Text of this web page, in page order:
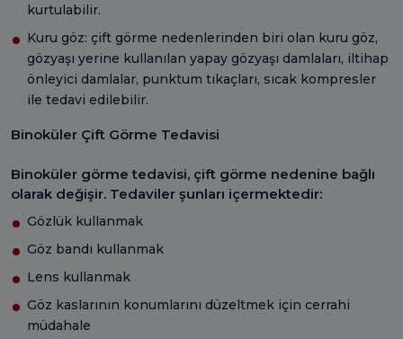
kurtulabilir.
Kuru göz: çift görme nedenlerinden biri olan kuru göz,
gözyaşı yerine kullanılan yapay gözyaşı damlaları, iltihap
önleyici damlalar, punktum tıkaçları, sıcak kompresler
ile tedavi edilebilir.
Binoküler Çift Görme Tedavisi
Binoküler görme tedavisi, çift görme nedenine bağlı
olarak değişir. Tedaviler şunları içermektedir:
Gözlük kullanmak
Göz bandı kullanmak
Lens kullanmak
Göz kaslarının konumlarını düzeltmek için cerrahi
müdahale